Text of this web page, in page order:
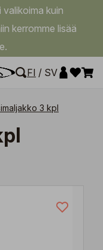
kuin
kerromme lisää
FI / SV
3 kpl